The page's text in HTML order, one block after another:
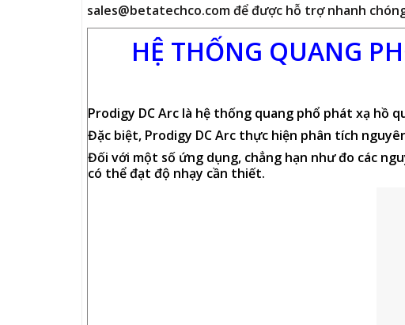
sales@betatechco.com để được hỗ trợ nhanh
HỆ THỐNG QUANG
Prodigy DC Arc là hệ thống quang phổ phát xạ hồ
Đặc biệt, Prodigy DC Arc thực hiện phân tích
Đối với một số ứng dụng, chẳng hạn như đo các
có thể đạt độ nhạy cần thiết.